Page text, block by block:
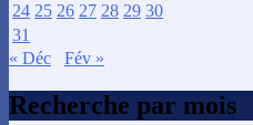
24 25 26 27 28 29 30
31
« Déc
Fév »
Recherche par mois